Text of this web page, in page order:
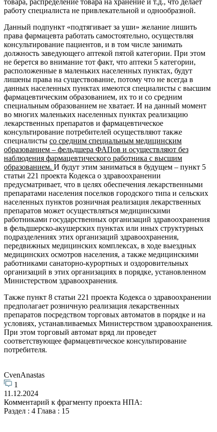
работу специалиста не привлекательной и однообразной.
Данный подпункт «подтягивает за уши» желание лишить
права фармацевта работать самостоятельно, осуществляя
консультирование пациентов, и в том числе занимать
должность заведующего аптекой пятой категории. При этом
не берется во внимание тот факт, что аптеки 5 категории,
расположенные в маленьких населенных пунктах, будут
лишены права на существование, потому что не всегда в
данных населенных пунктах имеются специалисты с высшим
фармацевтическим образованием, их то и со средним
специальным образованием не хватает. И на данный момент
во многих маленьких населенных пунктах реализацию
лекарственных препаратов и фармацевтическое
консультирование потребителей осуществляют также
специалисты со средним специальным медицинским
образованием – фельдшера ФАПов и осуществляют без
наблюдения фармацевтического работника с высшим
образованием. И будут этим заниматься в будущем – пункт 5
статьи 221 проекта Кодекса о здравоохранении
предусматривает, что в целях обеспечения лекарственными
препаратами населения поселков городского типа и сельских
населенных пунктов розничная реализация лекарственных
препаратов может осуществляться медицинскими
работниками государственных организаций здравоохранения
в фельдшерско-акушерских пунктах или иных структурных
подразделениях этих организаций здравоохранения,
передвижных медицинских комплексах, в ходе выездных
медицинских осмотров населения, а также медицинскими
работниками санаторно-курортных и оздоровительных
организаций в этих организациях в порядке, установленном
Министерством здравоохранения.
Также пункт 8 статьи 221 проекта Кодекса о здравоохранении
предполагает розничную реализация лекарственных
препаратов посредством торговых автоматов в порядке и на
условиях, устанавливаемых Министерством здравоохранения.
При этом торговый автомат вряд ли проведет
соответствующее фармацевтическое консультирование
потребителя.
CvenAnastas
1
11.12.2024
Комментарий к фрагменту проекта НПА:
Раздел : 4 Глава : 15